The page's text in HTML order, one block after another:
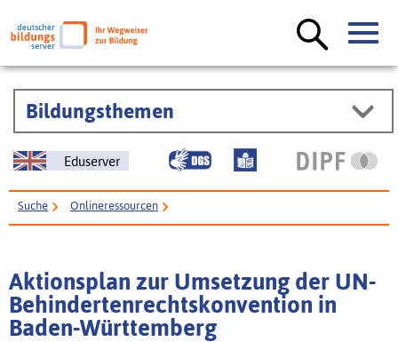
Bildungsthemen
Eduserver
Suche Onlineressourcen
Aktionsplan zur Umsetzung der UN-
Behindertenrechtskonvention in
Baden-Württemberg